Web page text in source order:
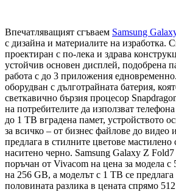
Впечатляващият сгъваем Samsung
с дизайна и материалите на изработка.
проектиран с по-лека и здрава
устойчив основен дисплей, подобрена
работа с до 3 приложения
оборудван с дълготрайната батерия,
светкавично бързия процесор
на потребителите да използват
до 1 TB вградена памет, устройството
за всичко – от бизнес файлове до видео
предлага в стилните цветове мастилено
наситено черно. Samsung Galaxy Z
поръчан от Vivacom на цена за модела с
на 256 GB, а моделът с 1 TB се предлага
половината разлика в цената спрямо